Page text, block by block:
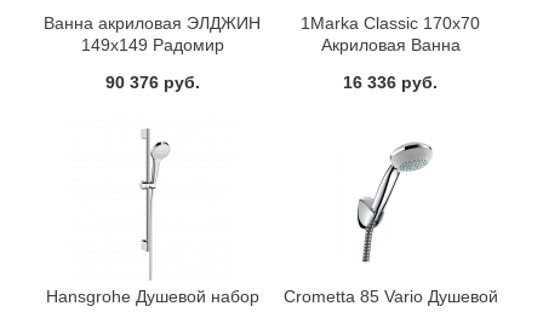
Ванна акриловая ЭЛДЖИН
149x149 Радомир
90 376 руб.
1Marka Classic 170х70
Акриловая Ванна
16 336 руб.
Hansgrohe Душевой набор
Crometta 85 Vario Душевой